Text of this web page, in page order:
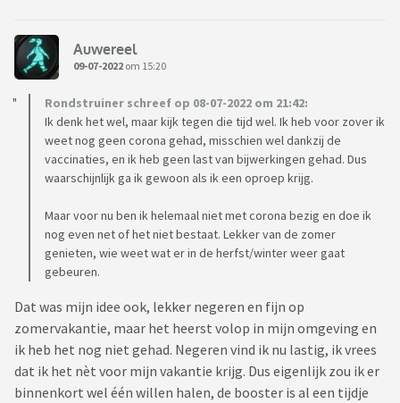
Auwereel
09-07-2022 om 15:20
Rondstruiner schreef op 08-07-2022 om 21:42:
Ik denk het wel, maar kijk tegen die tijd wel. Ik heb voor zover ik
weet nog geen corona gehad, misschien wel dankzij de
vaccinaties, en ik heb geen last van bijwerkingen gehad. Dus
waarschijnlijk ga ik gewoon als ik een oproep krijg.
Maar voor nu ben ik helemaal niet met corona bezig en doe ik
nog even net of het niet bestaat. Lekker van de zomer
genieten, wie weet wat er in de herfst/winter weer gaat
gebeuren.
Dat was mijn idee ook, lekker negeren en fijn op
zomervakantie, maar het heerst volop in mijn omgeving en
ik heb het nog niet gehad. Negeren vind ik nu lastig, ik vrees
dat ik het nèt voor mijn vakantie krijg. Dus eigenlijk zou ik er
binnenkort wel één willen halen, de booster is al een tijdje